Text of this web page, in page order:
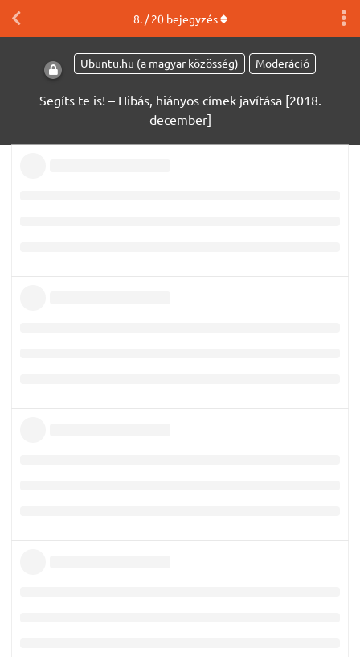
Ubuntu.hu (a magyar közösség) Moderáció
Segíts te is! – Hibás, hiányos címek javítása [2018.
december]
8. /20bejegyzés